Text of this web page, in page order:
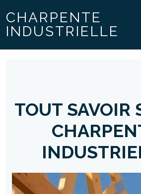
CHARPENTE
INDUSTRIELLE
TOUT SAVOIR